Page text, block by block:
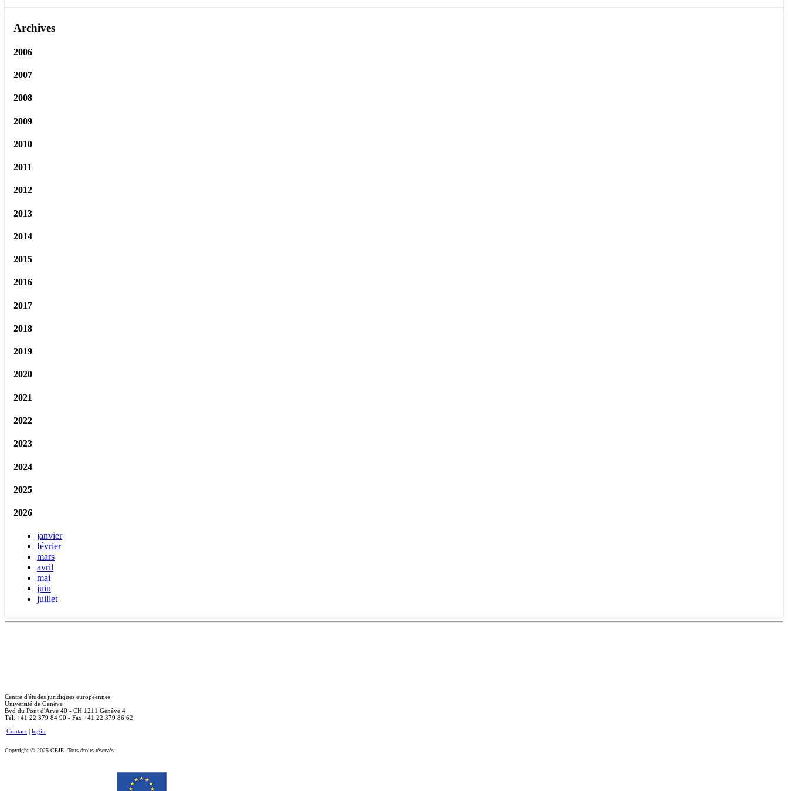
Archives
2006
2007
2008
2009
2010
2011
2012
2013
2014
2015
2016
2017
2018
2019
2020
2021
2022
2023
2024
2025
2026
janvier
février
mars
avril
mai
juin
juillet
Centre d'études juridiques européennes
Université de Genève
Bvd du Pont d'Arve 40 - CH 1211 Genève 4
Tél. +41 22 379 84 90 - Fax +41 22 379 86 62
Contact
login
Copyright © 2025 CEJE. Tous droits réservés.